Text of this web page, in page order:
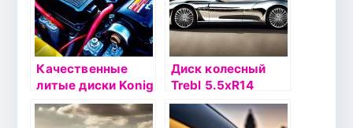
Качественные
литые диски Konig
Диск колесный
Trebl 5.5хR14
4х100 ЕТ38
DIA54.1 черный